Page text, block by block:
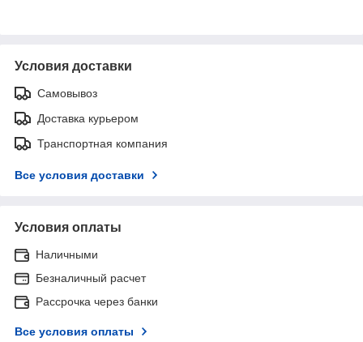
Условия доставки
Самовывоз
Доставка курьером
Транспортная компания
Все условия доставки
Условия оплаты
Наличными
Безналичный расчет
Рассрочка через банки
Все условия оплаты